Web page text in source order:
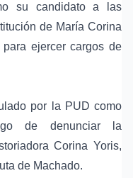
su candidato a las
de María Corina
ejercer cargos de
por la PUD como
de denunciar la
Corina Yoris,
de Machado.